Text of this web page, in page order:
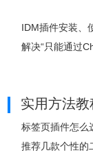
IDM插件安装、
解决“只能通过
实用方法教
标签页插件怎么
推荐几款个性的